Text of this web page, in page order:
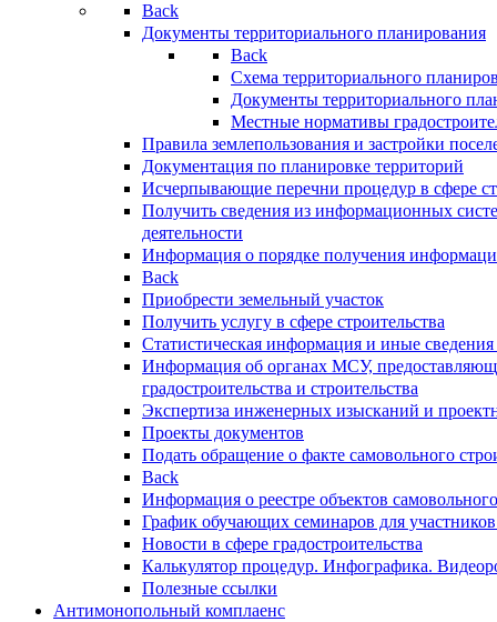
Back
Документы территориального планирования
Back
Схема территориального
Документы территориального
Местные нормативы
Правила землепользования и застройки
Документация по планировке территорий
Исчерпывающие перечни процедур в сфере
Получить сведения из информационных
деятельности
Информация о порядке получения
Back
Приобрести земельный участок
Получить услугу в сфере строительства
Статистическая информация и иные сведения
Информация об органах МСУ,
градостроительства и строительства
Экспертиза инженерных изысканий и
Проекты документов
Подать обращение о факте самовольного
Back
Информация о реестре объектов
График обучающих семинаров для участников
Новости в сфере градостроительства
Калькулятор процедур. Инфографика.
Полезные ссылки
Антимонопольный комплаенс